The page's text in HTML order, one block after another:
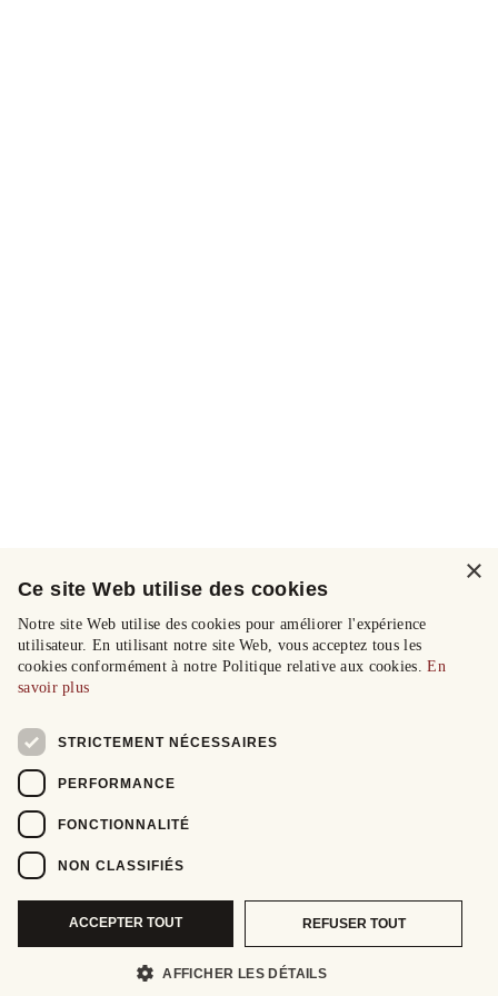
×
Ce site Web utilise des cookies
Notre site Web utilise des cookies pour améliorer l'expérience
utilisateur. En utilisant notre site Web, vous acceptez tous les
cookies conformément à notre Politique relative aux cookies.En
savoir plus
STRICTEMENT NÉCESSAIRES
PERFORMANCE
FONCTIONNALITÉ
NON CLASSIFIÉS
ACCEPTER TOUT REFUSER TOUT
AFFICHER LES DÉTAILS